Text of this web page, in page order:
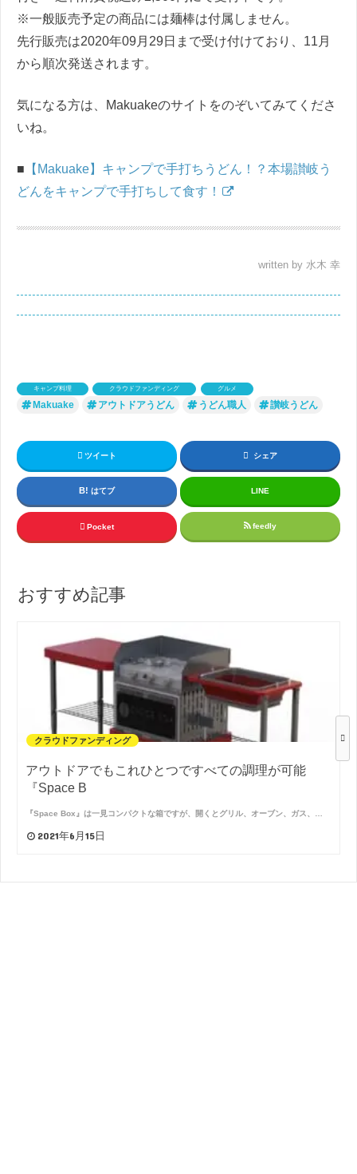
※一般販売予定の商品には麺棒は付属しません。
先行販売は2020年09月29日まで受け付けており、11月
から順次発送されます。
気になる方は、Makuakeのサイトをのぞいてみてくださ
いね。
■ 【Makuake】キャンプで手打ちうどん！？本場讃岐う
どんをキャンプで手打ちして食す！
written by 水木 幸
キャンプ料理 クラウドファンディング グルメ
Makuake アウトドアうどん うどん職人 讃岐うどん
ツイート シェア
はてブ LINE
Pocket feedly
おすすめ記事
クラウドファンディング
アウトドアでもこれひとつですべての調理が可能
『Space B
『Space Box』は一見コンパクトな箱ですが、開くとグリル、オーブン、ガス、…
2021年6月15日